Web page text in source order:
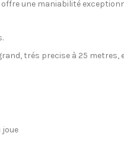
offre une maniabilité
.
trés precise à 25
joue